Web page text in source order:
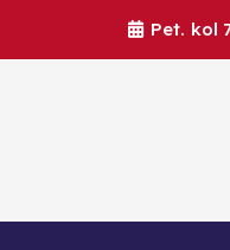
Pet. kol